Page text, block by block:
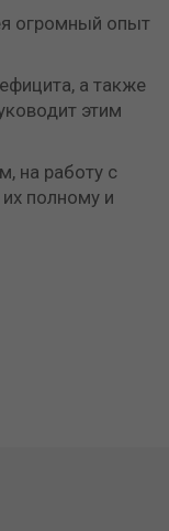
огромный опыт
а также
этим
на работу с
полному и